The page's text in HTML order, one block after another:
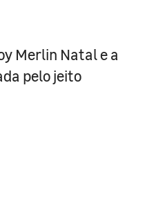
Merlin Natal e a
pelo jeito